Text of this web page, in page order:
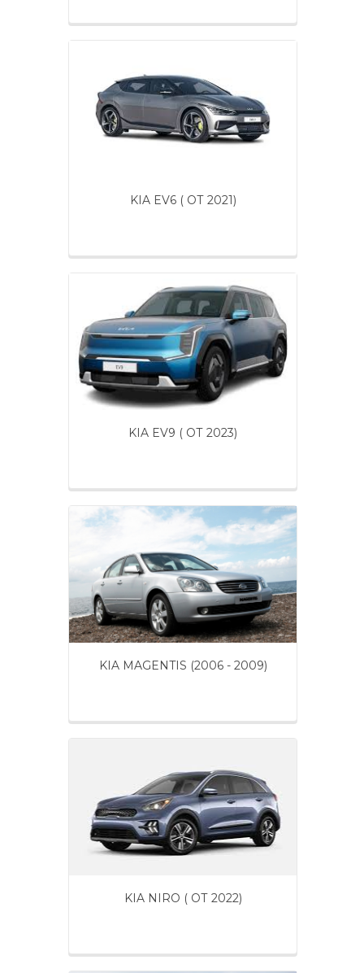
KIA EV6 ( ОТ 2021)
KIA EV9 ( ОТ 2023)
KIA MAGENTIS (2006 - 2009)
KIA NIRO ( ОТ 2022)